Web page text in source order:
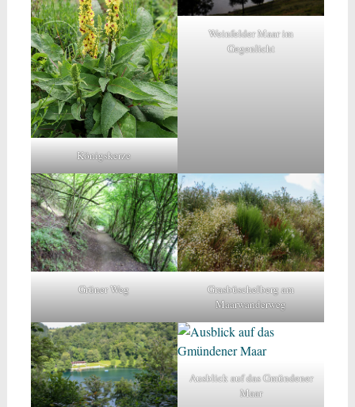
Königskerze
Weinfelder Maar im
Gegenlicht
Grüner Weg
Grasbüschelberg am
Maarwanderweg
Ausblick auf das Gmündener
Maar